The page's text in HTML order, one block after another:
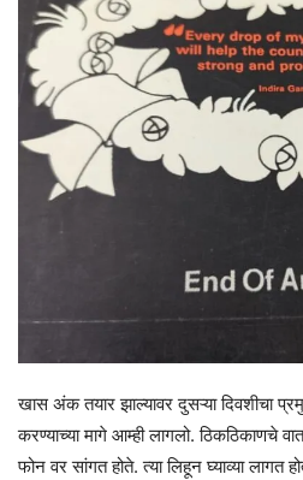
खास अंक तयार झाल्यावर दुसऱ्या दिवशीचा
करण्याच्या मागे आम्ही लागलो. ठिकठिकाणचे
फोन वर सांगत होते. त्या लिहून घ्याव्या लागत